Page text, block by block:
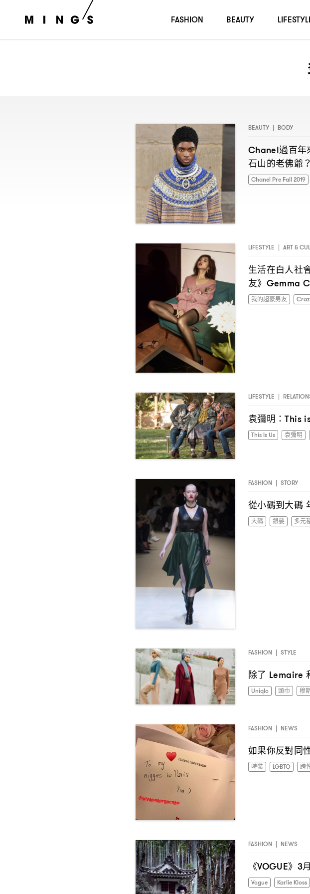
BEAUTY | BODY
Chanel過百年
石山的老佛爺？
Chanel Pre Fall 2019
LIFESTYLE | ART &
生活在白人社
友》 Gemma
我的超豪男友
LIFESTYLE |
袁彌明 ：This
This Is Us 袁彌明
FASHION | STORY
從小碼到大碼
大碼 銀髮 多元
FASHION | STYLE
除了 Lemaire
Uniqlo 頭巾 穆
FASHION | NEWS
如果你反對同
時裝 LGBTQ 跨
FASHION | NEWS
《VOGUE》 3
Vogue Karlie Kloss
FASHION BEAUTY